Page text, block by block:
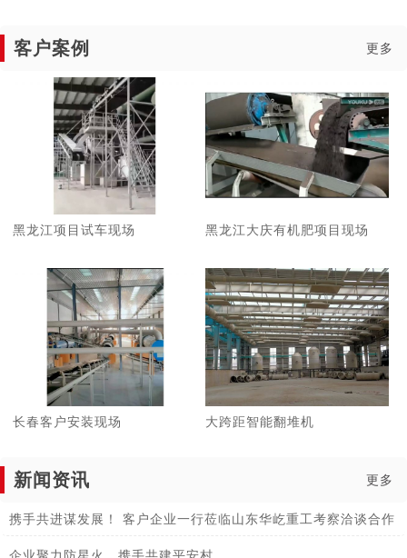
客户案例 更多
黑龙江项目试车现场 黑龙江大庆有机肥项目现场
长春客户安装现场 大跨距智能翻堆机
新闻资讯 更多
携手共进谋发展！ 客户企业一行莅临山东华屹重工考察洽谈合作